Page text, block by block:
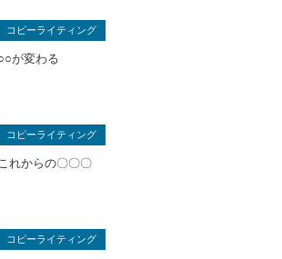
コピーライティング
が変わる
コピーライティング
これからの〇〇〇
コピーライティング